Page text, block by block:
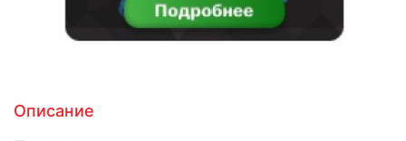
Описание